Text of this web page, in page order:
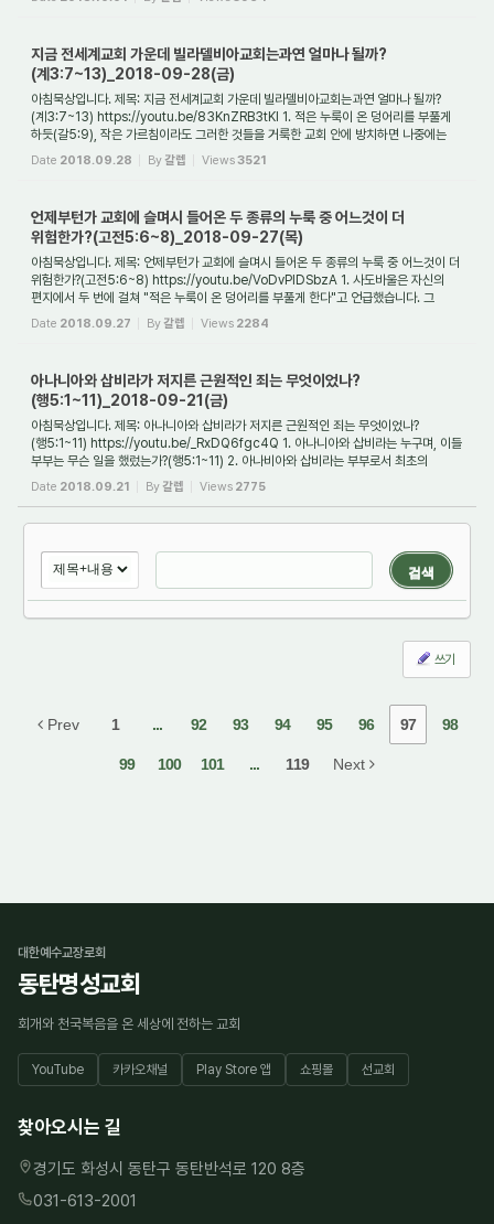
지금 전세계교회 가운데 빌라델비아교회는과연 얼마나 될까?
(계3:7~13)_2018-09-28(금)
아침묵상입니다. 제목: 지금 전세계교회 가운데 빌라델비아교회는과연 얼마나 될까?
(계3:7~13) https://youtu.be/83KnZRB3tKI 1. 적은 누룩이 온 덩어리를 부풀게
하듯(갈5:9), 작은 가르침이라도 그러한 것들을 거룩한 교회 안에 방치하면 나중에는
엄청난 결...
Date 2018.09.28 By갈렙 Views3521
언제부턴가 교회에 슬며시 들어온 두 종류의 누룩 중 어느것이 더
위험한가?(고전5:6~8)_2018-09-27(목)
아침묵상입니다. 제목: 언제부턴가 교회에 슬며시 들어온 두 종류의 누룩 중 어느것이 더
위험한가?(고전5:6~8) https://youtu.be/VoDvPlDSbzA 1. 사도바울은 자신의
편지에서 두 번에 걸쳐 "적은 누룩이 온 덩어리를 부풀게 한다"고 언급했습니다. 그
말씀은 ...
Date 2018.09.27 By갈렙 Views 2284
아나니아와 삽비라가 저지른 근원적인 죄는 무엇이었나?
(행5:1~11)_2018-09-21(금)
아침묵상입니다. 제목: 아나니아와 삽비라가 저지른 근원적인 죄는 무엇이었나?
(행5:1~11) https://youtu.be/_RxDQ6fgc4Q 1. 아나니아와 삽비라는 누구며, 이들
부부는 무슨 일을 했렀는가?(행5:1~11) 2. 아나비아와 삽비라는 부부로서 최초의
교회였던 예루살...
Date 2018.09.21 By갈렙 Views 2775
검색
쓰기
Prev 1 ... 92 93 94 95 96 97 98
99 100 101 ... 119 Next
대한예수교장로회
동탄명성교회
회개와 천국복음을 온 세상에 전하는 교회
YouTube 카카오채널 Play Store 앱 쇼핑몰 선교회
찾아오시는 길
경기도 화성시 동탄구 동탄반석로 120 8층
031-613-2001